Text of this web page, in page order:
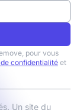
pour vous
confidentialité et
Un site du